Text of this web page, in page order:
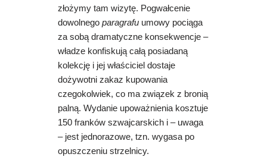
złożymy tam wizytę. Pogwałcenie
dowolnego paragrafuumowy pociąga
za sobą dramatyczne konsekwencje –
władze konfiskują całą posiadaną
kolekcję i jej właściciel dostaje
dożywotni zakaz kupowania
czegokolwiek, co ma związek z bronią
palną. Wydanie upoważnienia kosztuje
150 franków szwajcarskich i – uwaga
– jest jednorazowe, tzn. wygasa po
opuszczeniu strzelnicy.